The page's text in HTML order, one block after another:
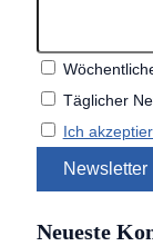
Täglicher
Ich
Neueste